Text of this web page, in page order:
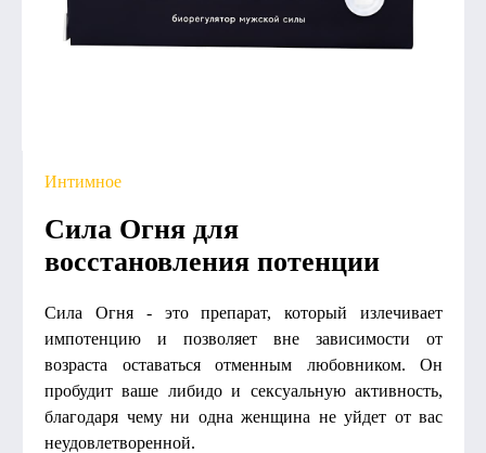
Интимное
Сила Огня для
восстановления потенции
Сила Огня - это препарат, который излечивает
импотенцию и позволяет вне зависимости от
возраста оставаться отменным любовником. Он
пробудит ваше либидо и сексуальную активность,
благодаря чему ни одна женщина не уйдет от вас
неудовлетворенной.